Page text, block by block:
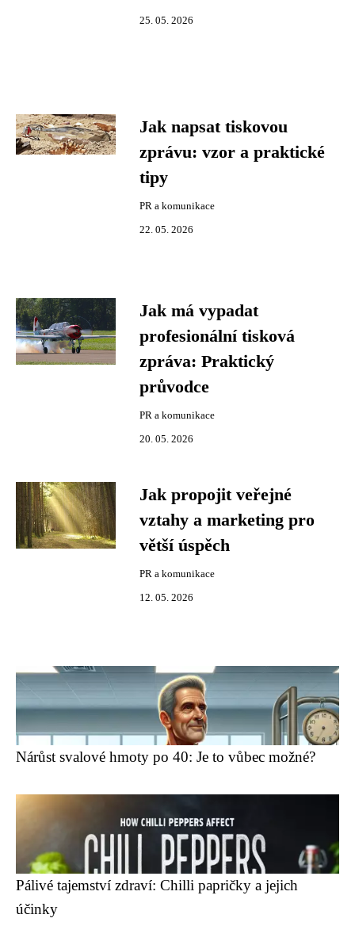
25. 05. 2026
Jak napsat tiskovou
zprávu: vzor a praktické
tipy
PR a komunikace
22. 05. 2026
Jak má vypadat
profesionální tisková
zpráva: Praktický
průvodce
PR a komunikace
20. 05. 2026
Jak propojit veřejné
vztahy a marketing pro
větší úspěch
PR a komunikace
12. 05. 2026
Nárůst svalové hmoty po 40: Je to vůbec možné?
Pálivé tajemství zdraví: Chilli papričky a jejich
účinky